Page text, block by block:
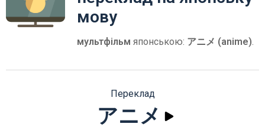
мову
мультфільм японською: アニメ (anime).
Переклад
アニメ